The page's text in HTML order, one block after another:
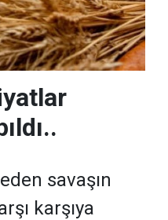
savaşın
karşıya